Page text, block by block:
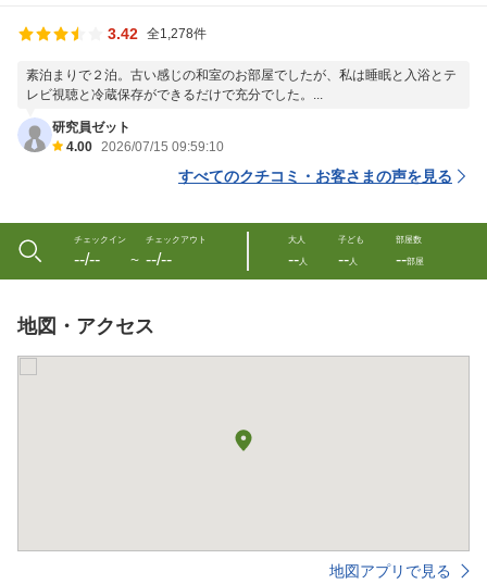
3.42 全1,278件
素泊まりで２泊。古い感じの和室のお部屋でしたが、私は睡眠と入浴とテ
レビ視聴と冷蔵保存ができるだけで充分でした。...
研究員ゼット
4.00 2026/07/15 09:59:10
すべてのクチコミ・お客さまの声を見る
チェックイン
--/-- 〜
チェックアウト
--/--
大人
--人
子ども
--人
部屋数
--部屋
地図・アクセス
地図アプリで見る